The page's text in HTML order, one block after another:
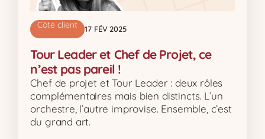
Côté client 17 FÉV 2025
Tour Leader et Chef de Projet, ce
n’est pas pareil !
Chef de projet et Tour Leader : deux rôles
complémentaires mais bien distincts. L’un
orchestre, l’autre improvise. Ensemble, c’est
du grand art.